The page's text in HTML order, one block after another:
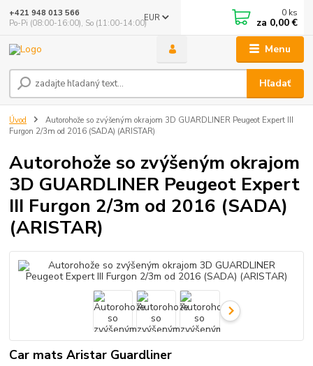
Menu
EUR
Hľadať
+421 948 013 566
Po-Pi (08:00-16:00), So (11:00-14:00)
0 ks
za 0,00 €
Úvod
Autorohože so zvýšeným okrajom 3D GUARDLINER Peugeot Expert III
Furgon 2/3m od 2016 (SADA) (ARISTAR)
Autorohože so zvýšeným okrajom
3D GUARDLINER Peugeot Expert
III Furgon 2/3m od 2016 (SADA)
(ARISTAR)
Car mats Aristar Guardliner